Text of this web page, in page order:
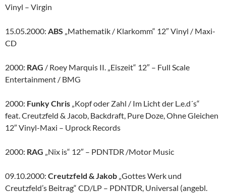
Vinyl – Virgin
15.05.2000: ABS „Mathematik / Klarkomm“ 12″ Vinyl / Maxi-
CD
2000: RAG / Roey Marquis II. „Eiszeit“ 12″ – Full Scale
Entertainment / BMG
2000: Funky Chris „Kopf oder Zahl / Im Licht der L.e.d´s“
feat. Creutzfeld & Jacob, Backdraft, Pure Doze, Ohne Gleichen
12″ Vinyl-Maxi – Uprock Records
2000: RAG „Nix is“ 12″ – PDNTDR /Motor Music
09.10.2000: Creutzfeld & Jakob „Gottes Werk und
Creutzfeld’s Beitrag“ CD/LP – PDNTDR, Universal (angebl.